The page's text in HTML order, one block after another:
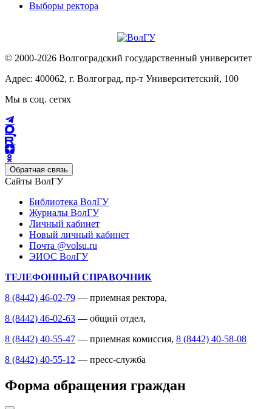
Выборы ректора
© 2000-2026 Волгоградский государственный университет
Адрес: 400062, г. Волгоград, пр-т Университетский, 100
Мы в соц. сетях
Обратная связь
Сайты ВолГУ
Библиотека ВолГУ
Журналы ВолГУ
Личный кабинет
Новый личный кабинет
Почта @volsu.ru
ЭИОС ВолГУ
ТЕЛЕФОННЫЙ СПРАВОЧНИК
8 (8442) 46-02-79 — приемная ректора,
8 (8442) 46-02-63 — общий отдел,
8 (8442) 40-55-47 — приемная комиссия, 8 (8442) 40-58-08
8 (8442) 40-55-12 — пресс-служба
Форма обращения граждан